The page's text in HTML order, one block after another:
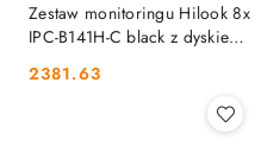
Zestaw monitoringu Hilook 8x
IPC-B141H-C black z dyskiem
Cena:
2381.63